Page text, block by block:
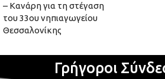
– Κανάρη για τη στέγαση
του 33ου νηπιαγωγείου
Θεσσαλονίκης
Γρήγοροι